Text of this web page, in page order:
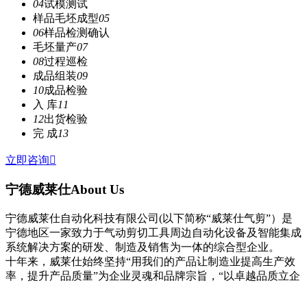
04试模测试
样品毛坯成型05
06样品检测确认
毛坯量产07
08过程巡检
成品组装09
10成品检验
入 库11
12出货检验
完 成13
立即咨询
宁德威莱仕About Us
宁德威莱仕自动化科技有限公司(以下简称“威莱仕气剪”）是
宁德地区一家致力于气动剪切工具周边自动化设备及智能集成
系统解决方案的研发、制造及销售为一体的综合型企业。
十年来，威莱仕始终坚持“用我们的产品让制造业提高生产效
率，提升产品质量”为企业灵魂和品牌宗旨，“以卓越品质立企